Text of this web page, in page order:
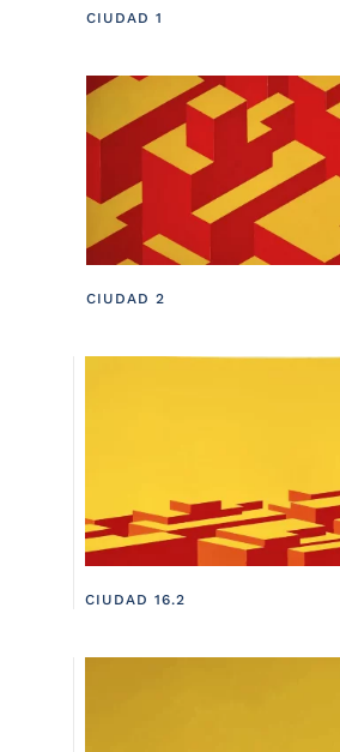
CIUDAD 1
CIUDAD 2
CIUDAD 16.2